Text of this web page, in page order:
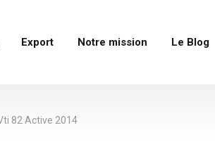
Export Notre mission Le Blog
82 Active 2014